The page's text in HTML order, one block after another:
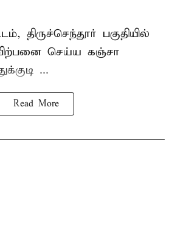
திருச்செந்தூர் பகுதியில்
செய்ய கஞ்சா
...
Read More